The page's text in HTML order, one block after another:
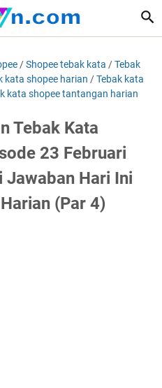
/Shopee tebak kata /Tebak
kata shopee harian /Tebak kata
kata shopee tantangan harian
Tebak Kata
23 Februari
Jawaban Hari Ini
(Par 4)